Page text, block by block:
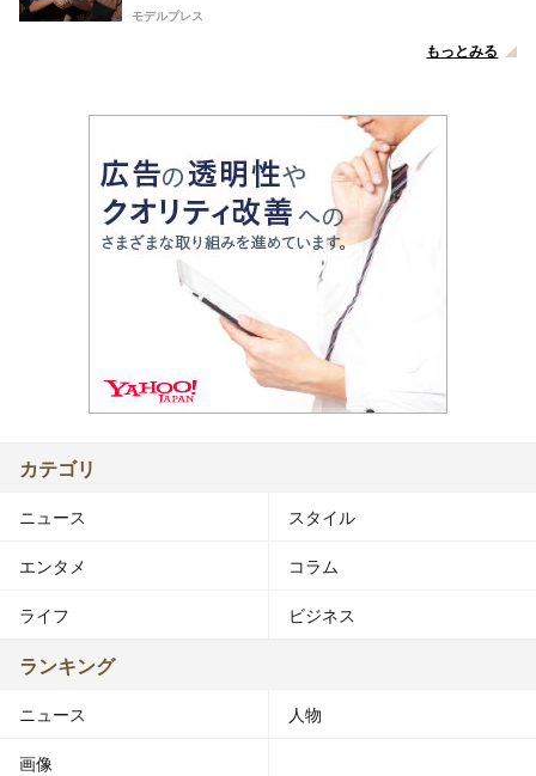
モデルプレス
もっとみる
カテゴリ
ニュース スタイル
エンタメ コラム
ライフ ビジネス
ランキング
ニュース 人物
画像